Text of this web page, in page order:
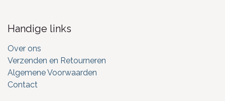
Handige links
Over ons
Verzenden en Retourneren
Algemene Voorwaarden
Contact